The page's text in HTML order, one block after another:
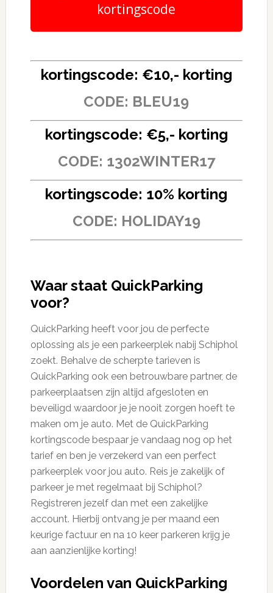
kortingscode
kortingscode: €10,- korting
CODE: BLEU19
kortingscode: €5,- korting
CODE: 1302WINTER17
kortingscode: 10% korting
CODE: HOLIDAY19
Waar staat QuickParking
voor?
QuickParking heeft voor jou de perfecte
oplossing als je een parkeerplek nabij Schiphol
zoekt. Behalve de scherpte tarieven is
QuickParking ook een betrouwbare partner, de
parkeerplaatsen zijn altijd afgesloten en
beveiligd waardoor je je nooit zorgen hoeft te
maken om je auto. Met de QuickParking
kortingscode bespaar je vandaag nog op het
tarief en ben je verzekerd van een perfect
parkeerplek voor jou auto. Reis je zakelijk of
parkeer je met regelmaat bij Schiphol?
Registreren jezelf dan met een zakelijke
account. Hierbij ontvang je per maand een
keurige factuur en na 10 keer parkeren krijg je
aan aanzienlijke korting!
Voordelen van QuickParking